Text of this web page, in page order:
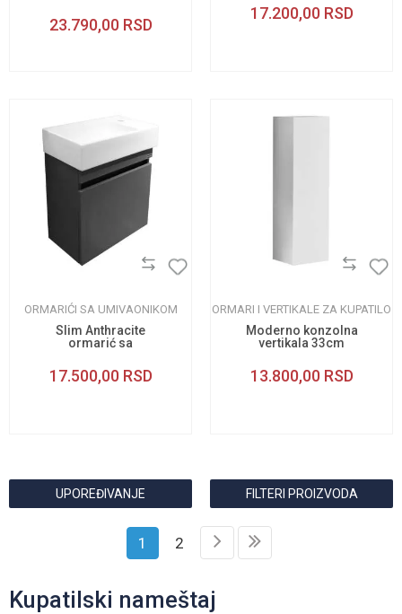
23.790,00 RSD
17.200,00 RSD
ORMARIĆI SA UMIVAONIKOM
Slim Anthracite
ormarić sa
17.500,00 RSD
ORMARI I VERTIKALE ZA KUPATILO
Moderno konzolna
vertikala 33cm
13.800,00 RSD
UPOREĐIVANJE FILTERI PROIZVODA
1 2
Kupatilski nameštaj